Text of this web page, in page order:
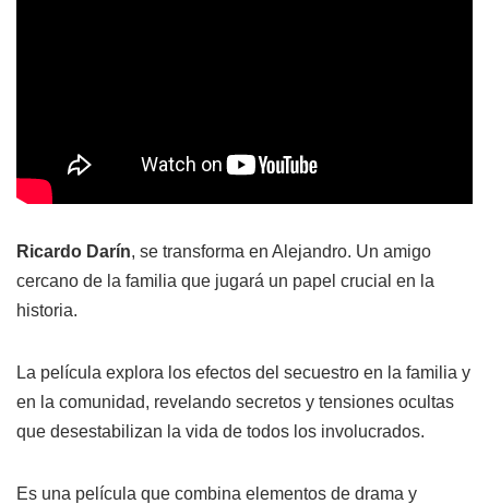
Ricardo Darín, se transforma en Alejandro. Un amigo
cercano de la familia que jugará un papel crucial en la
historia.
La película explora los efectos del secuestro en la familia y
en la comunidad, revelando secretos y tensiones ocultas
que desestabilizan la vida de todos los involucrados.
Es una película que combina elementos de drama y